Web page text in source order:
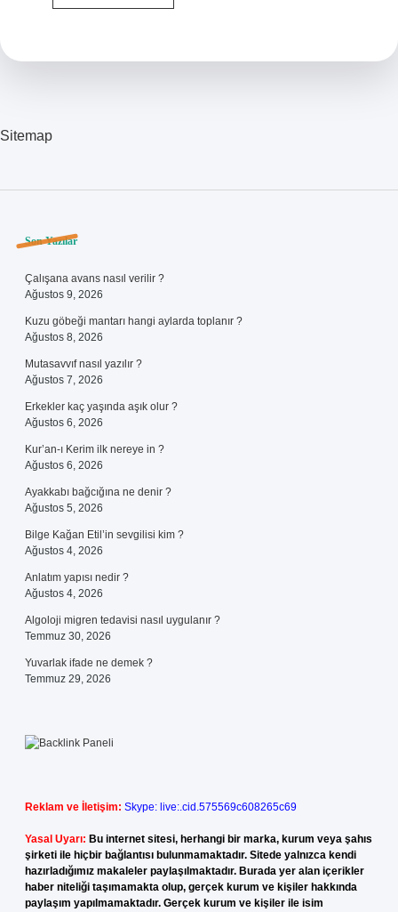
Geçer
Sitemap
Sidebar
Son Yazılar
Çalışana avans nasıl verilir ?
Ağustos 9, 2026
Kuzu göbeği mantarı hangi aylarda toplanır ?
Ağustos 8, 2026
Mutasavvıf nasıl yazılır ?
Ağustos 7, 2026
Erkekler kaç yaşında aşık olur ?
Ağustos 6, 2026
Kur’an-ı Kerim ilk nereye in ?
Ağustos 6, 2026
Ayakkabı bağcığına ne denir ?
Ağustos 5, 2026
Bilge Kağan Etil’in sevgilisi kim ?
Ağustos 4, 2026
Anlatım yapısı nedir ?
Ağustos 4, 2026
Algoloji migren tedavisi nasıl uygulanır ?
Temmuz 30, 2026
Yuvarlak ifade ne demek ?
Temmuz 29, 2026
Reklam ve İletişim: Skype: live:.cid.575569c608265c69
Yasal Uyarı: Bu internet sitesi, herhangi bir marka, kurum veya şahıs
şirketi ile hiçbir bağlantısı bulunmamaktadır. Sitede yalnızca kendi
hazırladığımız makaleler paylaşılmaktadır. Burada yer alan içerikler
haber niteliği taşımamakta olup, gerçek kurum ve kişiler hakkında
paylaşım yapılmamaktadır. Gerçek kurum ve kişiler ile isim